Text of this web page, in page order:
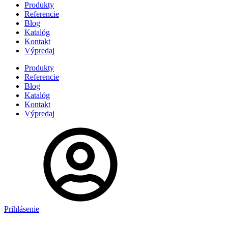
Produkty
Referencie
Blog
Katalóg
Kontakt
Výpredaj
Produkty
Referencie
Blog
Katalóg
Kontakt
Výpredaj
Prihlásenie